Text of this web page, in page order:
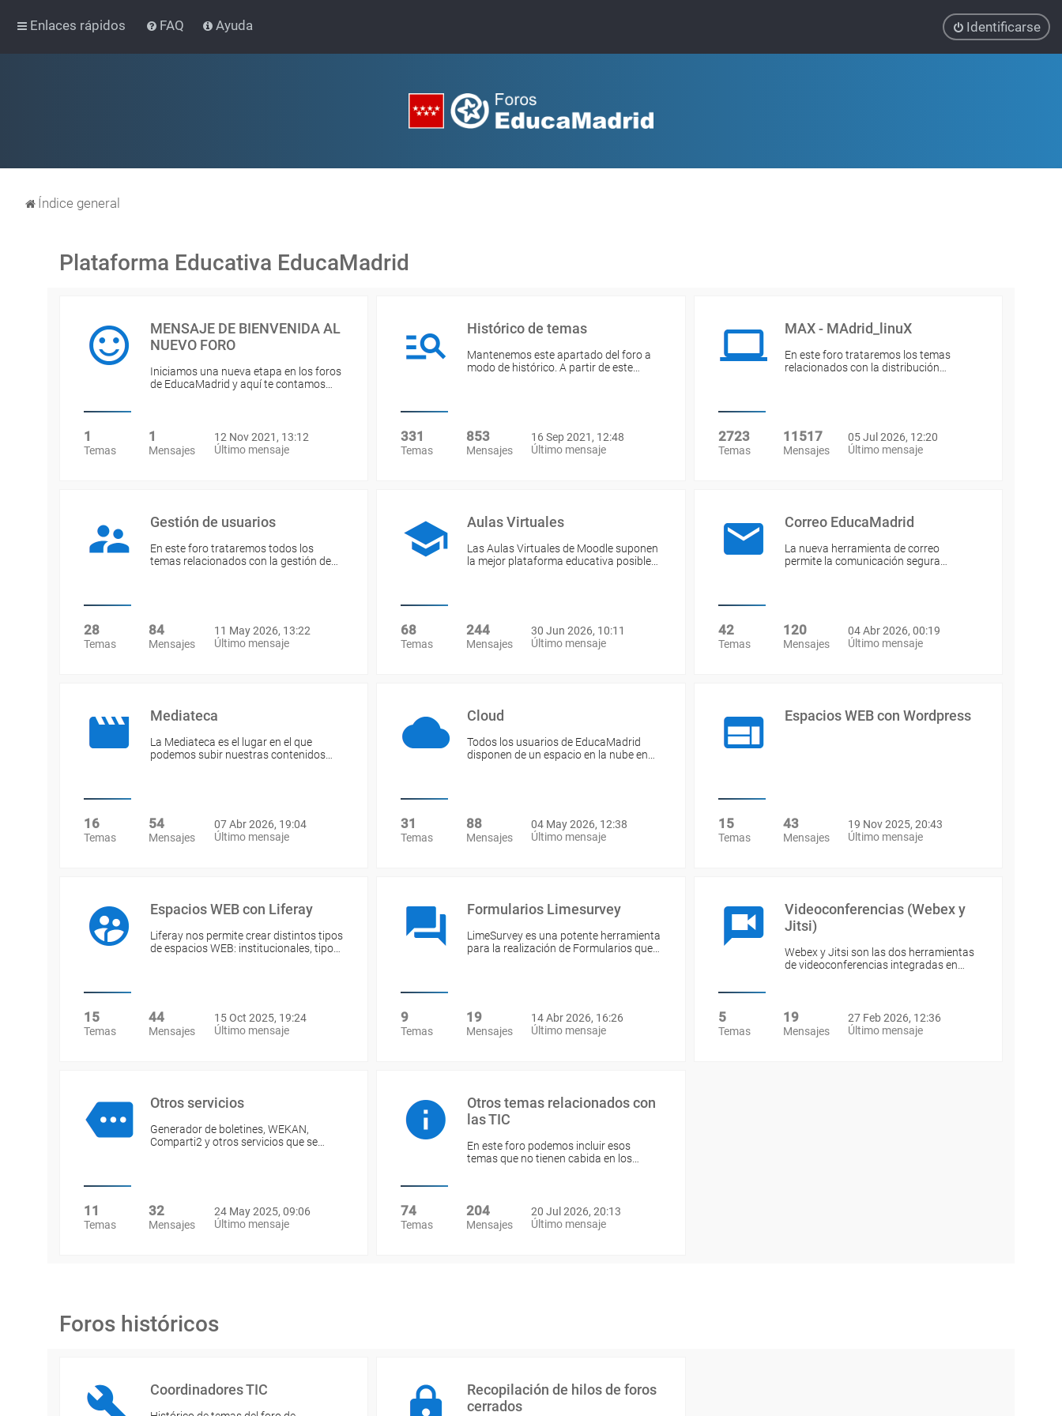
Enlaces rápidos FAQ Ayuda Identificarse
Índice general
Plataforma Educativa EducaMadrid
MENSAJE DE BIENVENIDA AL
NUEVO FORO
Iniciamos una nueva etapa en los foros
de EducaMadrid y aquí te contamos…
1
Temas
1
Mensajes
12 Nov 2021, 13:12
Último mensaje
Histórico de temas
Mantenemos este apartado del foro a
modo de histórico. A partir de este…
331
Temas
853
Mensajes
16 Sep 2021, 12:48
Último mensaje
MAX - MAdrid_linuX
En este foro trataremos los temas
relacionados con la distribución…
2723
Temas
11517
Mensajes
05 Jul 2026, 12:20
Último mensaje
Gestión de usuarios
En este foro trataremos todos los
temas relacionados con la gestión de…
28
Temas
84
Mensajes
11 May 2026, 13:22
Último mensaje
Aulas Virtuales
Las Aulas Virtuales de Moodle suponen
la mejor plataforma educativa posible…
68
Temas
244
Mensajes
30 Jun 2026, 10:11
Último mensaje
Correo EducaMadrid
La nueva herramienta de correo
permite la comunicación segura…
42
Temas
120
Mensajes
04 Abr 2026, 00:19
Último mensaje
Mediateca
La Mediateca es el lugar en el que
podemos subir nuestras contenidos…
16
Temas
54
Mensajes
07 Abr 2026, 19:04
Último mensaje
Cloud
Todos los usuarios de EducaMadrid
disponen de un espacio en la nube en…
31
Temas
88
Mensajes
04 May 2026, 12:38
Último mensaje
Espacios WEB con Wordpress
15
Temas
43
Mensajes
19 Nov 2025, 20:43
Último mensaje
Espacios WEB con Liferay
Liferay nos permite crear distintos tipos
de espacios WEB: institucionales, tipo…
15
Temas
44
Mensajes
15 Oct 2025, 19:24
Último mensaje
Formularios Limesurvey
LimeSurvey es una potente herramienta
para la realización de Formularios que…
9
Temas
19
Mensajes
14 Abr 2026, 16:26
Último mensaje
Videoconferencias (Webex y
Jitsi)
Webex y Jitsi son las dos herramientas
de videoconferencias integradas en…
5
Temas
19
Mensajes
27 Feb 2026, 12:36
Último mensaje
Otros servicios
Generador de boletines, WEKAN,
Comparti2 y otros servicios que se…
11
Temas
32
Mensajes
24 May 2025, 09:06
Último mensaje
Otros temas relacionados con
las TIC
En este foro podemos incluir esos
temas que no tienen cabida en los…
74
Temas
204
Mensajes
20 Jul 2026, 20:13
Último mensaje
Foros históricos
Coordinadores TIC
Recopilación de hilos de foros
cerrados